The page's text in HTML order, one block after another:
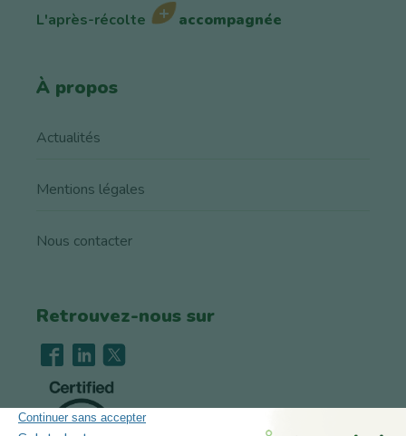
L'après-récolte accompagnée
À propos
Actualités
Mentions légales
Nous contacter
Retrouvez-nous sur